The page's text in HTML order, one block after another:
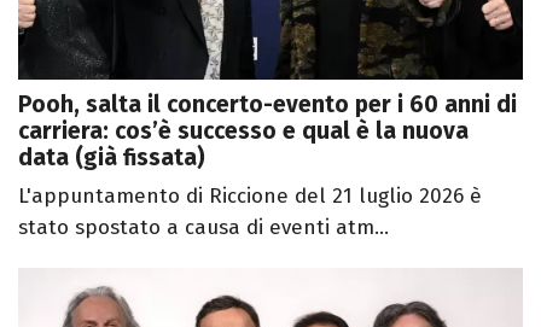
Pooh, salta il concerto-evento per i 60 anni di
carriera: cos’è successo e qual è la nuova
data (già fissata)
L'appuntamento di Riccione del 21 luglio 2026 è
stato spostato a causa di eventi atm...